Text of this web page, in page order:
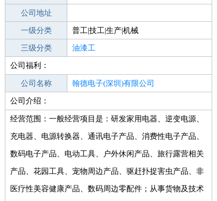
招聘结束时间
公司地址
一级分类 普工|技工|生产|机械
二级分类 普工/技工
三级分类 油漆工
其他行业
公司福利：
公司名称 翰德电子(深圳)有限公司
公司类型
公司介绍：
经营范围：一般经营项目是：研发家用电器、逆变电源、
充电器、电源转换器、通讯电子产品、消费性电子产品、
数码电子产品、电动工具、户外休闲产品、旅行露营相关
产品、花园工具、宠物周边产品、驱赶扑捉害虫产品、非
医疗性美容健康产品、数码周边零配件；从事货物及技术